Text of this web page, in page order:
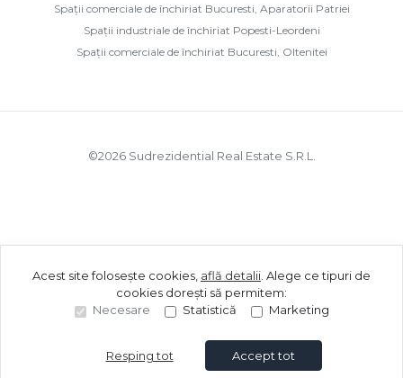
Sună acum Solicită vizionare
Spații comerciale de închiriat Bucuresti, Aparatorii Patriei
Spații industriale de închiriat Popesti-Leordeni
Spații comerciale de închiriat Bucuresti, Oltenitei
©2026Sudrezidential Real Estate S.R.L.
Acest site folosește cookies, află detalii Alege ce tipuri de
cookies dorești să permitem:
Necesare
Statistică Marketing
Resping tot Accept tot